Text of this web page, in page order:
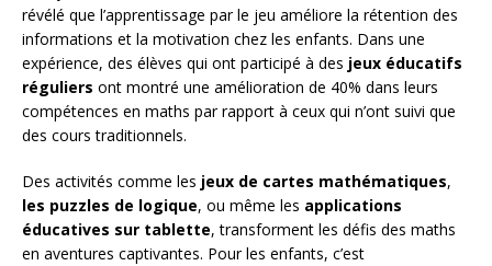
révélé que l’apprentissage par le jeu améliore la rétention des
informations et la motivation chez les enfants. Dans une
expérience, des élèves qui ont participé à des jeux éducatifs
réguliers ont montré une amélioration de 40% dans leurs
compétences en maths par rapport à ceux qui n’ont suivi que
des cours traditionnels.
Des activités comme les jeux de cartes mathématiques,
les puzzles de logique, ou même les applications
éducatives sur tablette, transforment les défis des maths
en aventures captivantes. Pour les enfants, c’est